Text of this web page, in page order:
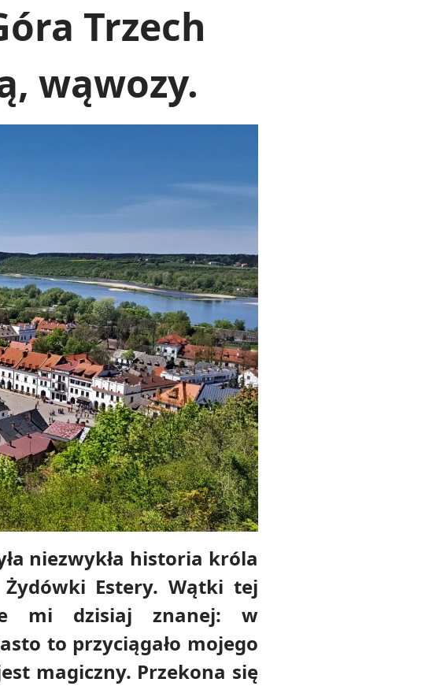
Trzech
wąwozy.
niezwykła historia króla
Estery. Wątki tej
mi dzisiaj znanej: w
to przyciągało mojego
magiczny. Przekona się